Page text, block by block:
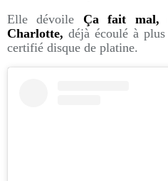
Elle dévoile Ça fait mal,
Charlotte, déjà écoulé à
certifié disque de platine.